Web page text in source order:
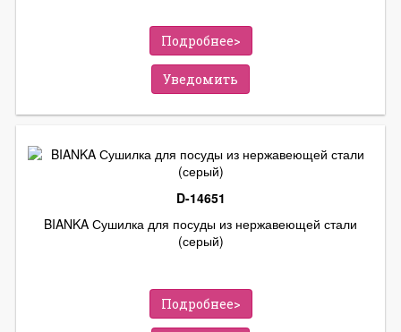
Подробнее>
Уведомить
D-14651
BIANKA Сушилка для посуды из нержавеющей стали
(серый)
Подробнее>